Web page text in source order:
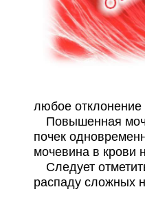
МедЦентрСервис в
Москва; ул. Полярная, д. 32; м.
МедЦентрСервис в
Москва; ул. Новомарьинская, д.
МедЦентрСервис на
МедЦентрСервис в
Москва; ул. Пестеля, д. 11; м.
Хеликс на Алтайской
Екатеринбург; ул. Алтайская, д.
Хеликс на 8-го Марта
любое
Повышенная
почек
мочевина в крови
Следует
распаду сложных